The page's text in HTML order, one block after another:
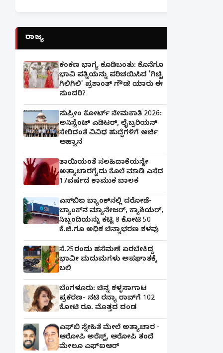
ರಾಜ್ಯ
ಕಂಕಣ ಭಾಗ್ಯ ಕೂಡಿಬಂತು: ಕೊನೆಗೂ
ಭಾವಿ ಪತ್ನಿಯನ್ನು ಪರಿಚಯಿಸಿದ 'ಗಿಚ್ಚಿ
ಗಿಲಿಗಿಲಿ' ಪ್ರಶಾಂತ್ ಗೌಡ! ಯಾರು ಈ
ಸುಂದರಿ?
ಸುಪ್ರೀಂ ಕೋರ್ಟ್ ನೇಮಕಾತಿ 2026:
ಅಸಿಸ್ಟೆಂಟ್ ಎಡಿಟರ್, ಲೈಬ್ರರಿಯನ್
ಸೇರಿದಂತೆ ವಿವಿಧ ಹುದ್ದೆಗಳಿಗೆ ಅರ್ಜಿ
ಆಹ್ವಾನ
ತಾಯಿಯಂತೆ ಸಲಹಿದಾಕೆಯನ್ನೇ
ಅತ್ಯಾಚಾರಗೈದು ಕೊಲೆ ಮಾಡಿ ಎಸೆದ
17ವರ್ಷದ ಕಾಮುಕ ಬಾಲಕ
ಎಸ್‌ಬಿಐ ಬ್ಯಾಂಕ್‌ನಲ್ಲಿ‌ ದರೋಡೆ-
ಬ್ಯಾಂಕ್​ನ ಮ್ಯಾನೇಜರ್‌, ಕ್ಯಾಶಿಯರ್‌,
ಸಿಬ್ಬಂದಿಯನ್ನು ಕಟ್ಟಿ 8 ಕೋಟಿ 50
ಕೆ.ಜಿ.ಗೂ ಅಧಿಕ ಚಿನ್ನಾಭರಣ ಕಳವು
ಸೆ.25ರಂದು ಹಸೆಮಣೆ ಏರಬೇಕಿದ್ದ
ಭಾವೀ ಮದುಮಗಳು ಅಪಘಾತಕ್ಕೆ
ಬಲಿ
ಬೆಂಗಳೂರು: ಚಿನ್ನ ಕಳ್ಳಸಾಗಾಟ
ಪ್ರಕರಣ- ನಟಿ ರನ್ಯಾ ರಾವ್‌ಗೆ 102
ಕೋಟಿ ರೂ. ಮೊತ್ತದ ದಂಡ
ಎಫ್‌ಬಿ ಸ್ನೇಹಿತೆ ಮೇಲೆ ಅತ್ಯಾಚಾರ -
ಆರೋಪಿ ಅರೆಸ್ಟ್, ಆರೋಪಿ ತಂದೆ
ಮೇಲೂ ಎಫ್ಐಆರ್